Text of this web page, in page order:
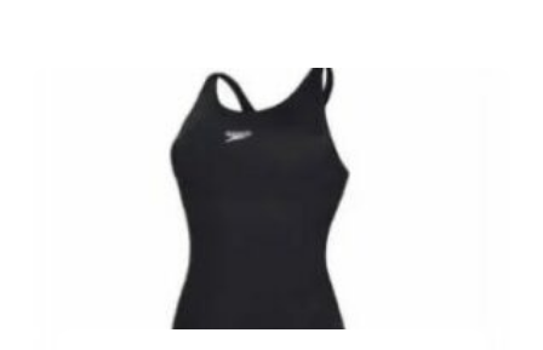
förebygga uppko...